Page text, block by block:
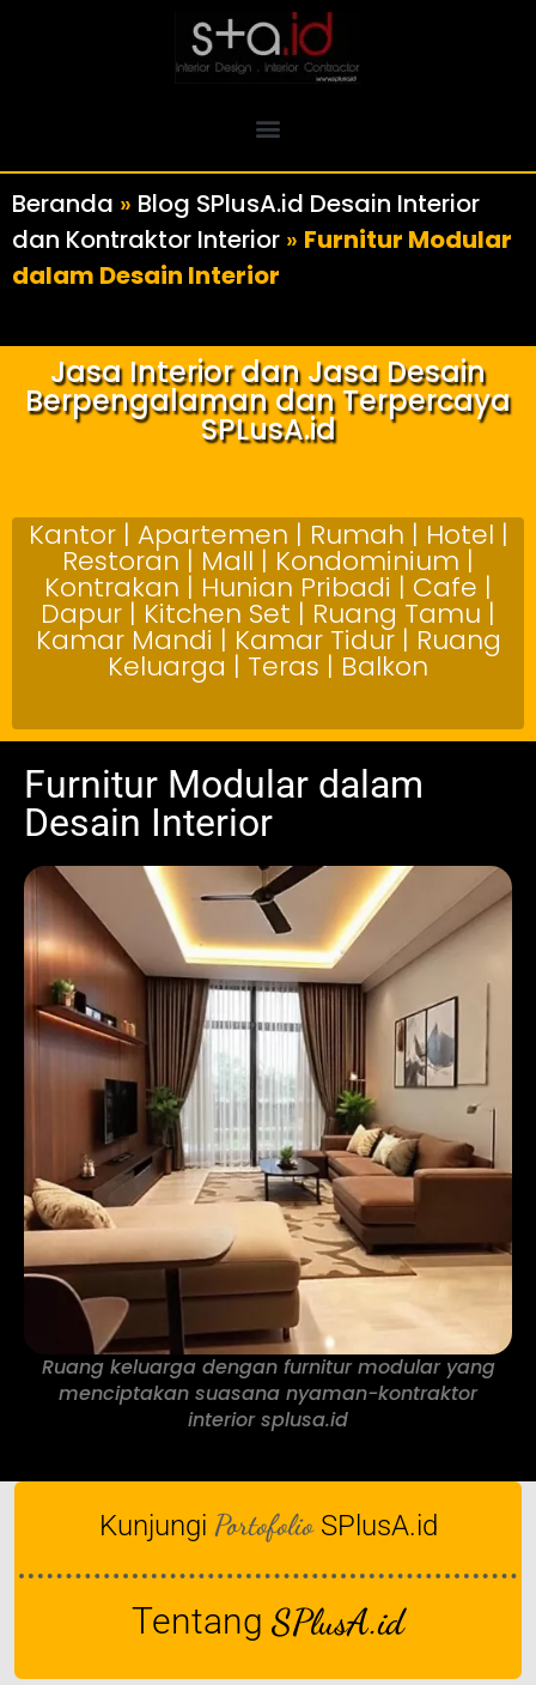
Beranda » Blog SPlusA.id Desain Interior
dan Kontraktor Interior » Furnitur Modular
dalam Desain Interior
Jasa Interior dan Jasa Desain
Berpengalaman dan Terpercaya
SPLusA.id
Kantor | Apartemen | Rumah | Hotel |
Restoran | Mall | Kondominium |
Kontrakan | Hunian Pribadi | Cafe |
Dapur | Kitchen Set | Ruang Tamu |
Kamar Mandi | Kamar Tidur | Ruang
Keluarga | Teras | Balkon
Furnitur Modular dalam
Desain Interior
Ruang keluarga dengan furnitur modular yang
menciptakan suasana nyaman-kontraktor
interior splusa.id
Kunjungi Portofolio SPlusA.id
Tentang SPlusA.id